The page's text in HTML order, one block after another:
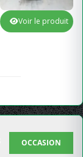
Voir le produit
OCCASION